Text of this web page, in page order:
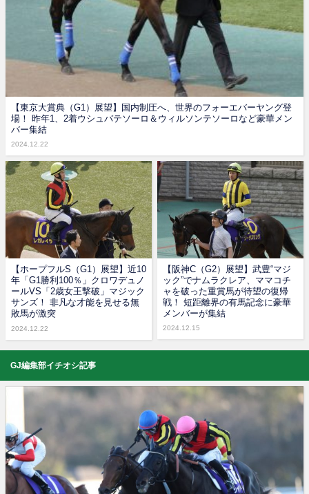
【東京大賞典（G1）展望】国内制圧へ、世界のフォーエバーヤング登
場！ 昨年1、2着ウシュバテソーロ＆ウィルソンテソーロなど豪華メン
バー集結
2024.12.22
【ホープフルS（G1）展望】近10
年「G1勝利100％」クロワデュノ
ールVS「2歳女王撃破」マジック
サンズ！ 非凡な才能を見せる無
敗馬が激突
2024.12.22
【阪神C（G2）展望】武豊“マジ
ック”でナムラクレア、ママコチ
ャを破った重賞馬が待望の復帰
戦！ 短距離界の有馬記念に豪華
メンバーが集結
2024.12.15
GJ編集部イチオシ記事